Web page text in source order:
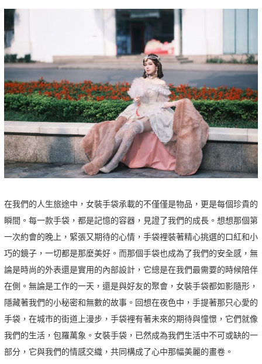
在我們的人生旅途中，女裝手袋承載的不僅僅是物品，更是每個珍貴的
瞬間。每一款手袋，都是記憶的容器，見證了我們的成長。想想那個第
一次約會的晚上，緊張又期待的心情，手袋裡裝著精心挑選的口紅和小
巧的鏡子，一切都是那麼美好。而那個手袋也成為了我們的安全感，無
論是時尚的外表還是實用的內部設計，它總是在我們最需要的時候陪伴
在側。無論是工作的一天，還是與好友的聚會，女裝手袋都如影隨形，
隱藏著我們的小秘密和無數的故事。回想在夜色中，手提著那只心愛的
手袋，在城市的街道上漫步，手袋裡有著未來的期待與憧憬，它們就像
我們的生活，包羅萬象。女裝手袋，已然成為我們生活中不可或缺的一
部分，它與我們的情感交織，共同構成了心中那幅美麗的畫卷。